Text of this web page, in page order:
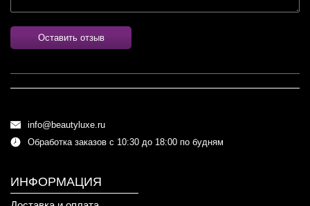
Оставить отзыв
info@beautyluxe.ru
Обработка заказов с 10:30 до 18:00 по будням
ИНФОРМАЦИЯ